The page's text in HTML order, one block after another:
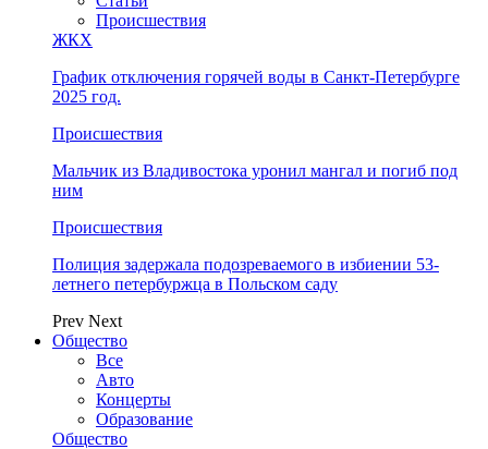
Происшествия
ЖКХ
График отключения горячей воды в Санкт-Петербурге
2025 год.
Происшествия
Мальчик из Владивостока уронил мангал и погиб под
ним
Происшествия
Полиция задержала подозреваемого в избиении 53-
летнего петербуржца в Польском саду
Prev Next
Общество
Все
Авто
Концерты
Образование
Общество